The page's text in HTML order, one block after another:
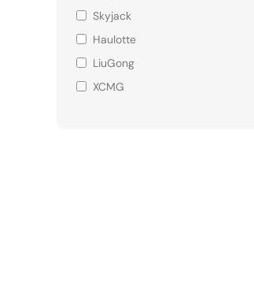
Skyjack
Haulotte
LiuGong
XCMG